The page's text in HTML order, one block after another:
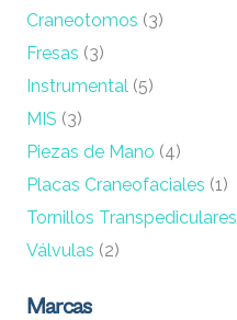
Craneotomos (3)
Fresas (3)
Instrumental (5)
MIS (3)
Piezas de Mano (4)
Placas Craneofaciales (1)
Tornillos Transpediculares
Válvulas (2)
Marcas